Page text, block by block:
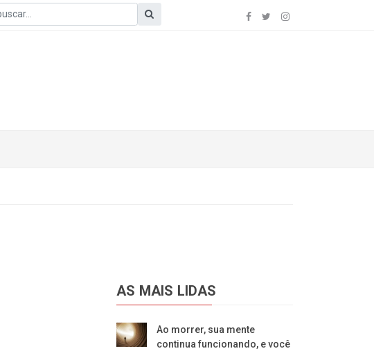
AS MAIS LIDAS
Ao morrer, sua mente
continua funcionando, e você